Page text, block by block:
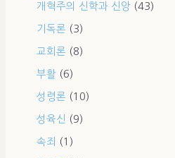
개혁주의 신학과 신앙 (43)
기독론 (3)
교회론 (8)
부활 (6)
성령론 (10)
성육신 (9)
속죄 (1)